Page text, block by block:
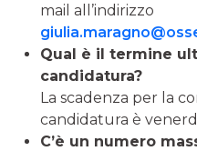
mail all’indirizzo
Qual è il termine
candidatura?
La scadenza per la
candidatura è
C’è un numero